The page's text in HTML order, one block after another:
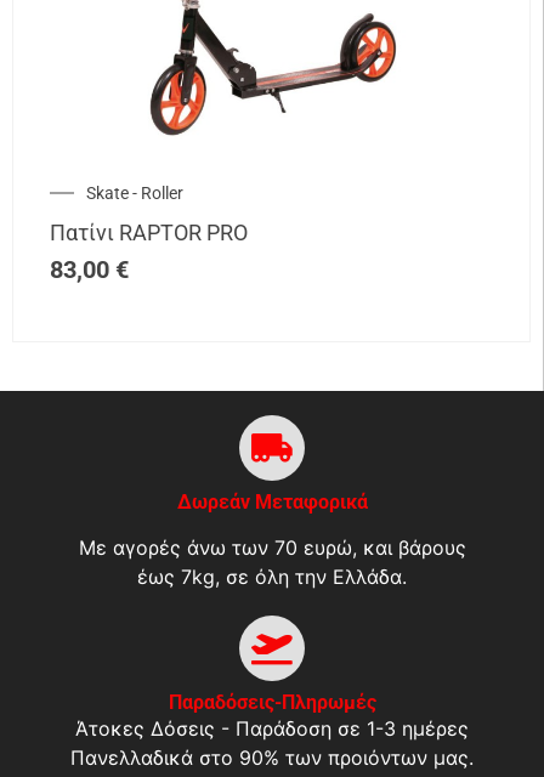
Skate - Roller
Πατίνι RAPTOR PRO
83,00 €
Δωρεάν Μεταφορικά
Με αγορές άνω των 70 ευρώ, και βάρους
έως 7kg, σε όλη την Ελλάδα.
Παραδόσεις-Πληρωμές
Άτοκες Δόσεις - Παράδοση σε 1-3 ημέρες
Πανελλαδικά στο 90% των προιόντων μας.